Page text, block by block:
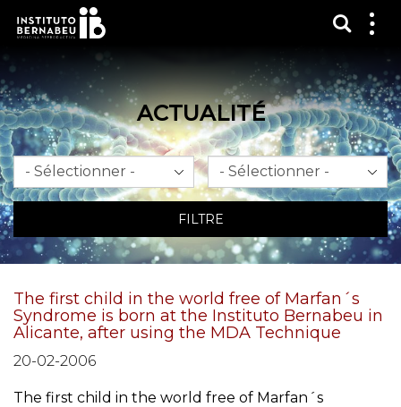
ACTUALITÉ
Mois An
FILTRE
The first child in the world free of Marfan´s
Syndrome is born at the Instituto Bernabeu in
Alicante, after using the MDA Technique
20-02-2006
The first child in the world free of Marfan´s